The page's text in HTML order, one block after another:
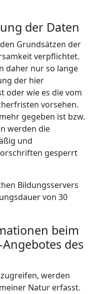
der Daten
Grundsätzen der
verpflichtet.
daher nur so lange
der hier
oder wie es die vom
vorsehen.
gegeben ist bzw.
werden die
und
gesperrt
Bildungsservers
von 30
beim
des
werden
Natur erfasst.